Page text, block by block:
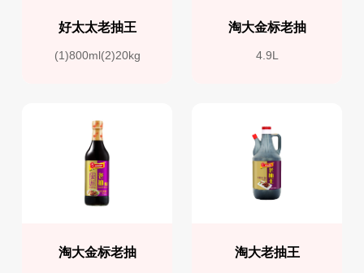
好太太老抽王
(1)800ml(2)20kg
淘大金标老抽
4.9L
淘大金标老抽 淘大老抽王